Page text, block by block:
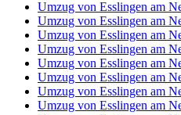
Umzug von Esslingen am
Umzug von Esslingen am
Umzug von Esslingen am
Umzug von Esslingen am
Umzug von Esslingen am
Umzug von Esslingen am
Umzug von Esslingen am
Umzug von Esslingen am